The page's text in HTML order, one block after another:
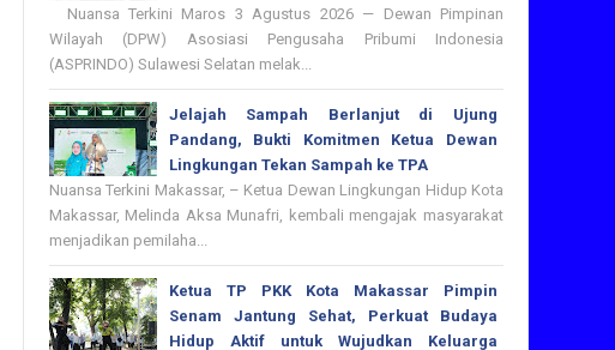
Nuansa Terkini Maros 3 Agustus 2026 — Dewan Pimpinan
Wilayah (DPW) Asosiasi Pengusaha Pribumi Indonesia
(ASPRINDO) Sulawesi Selatan melak...
Jelajah Sampah Berlanjut di Ujung
Pandang, Bukti Komitmen Ketua Dewan
Lingkungan Tekan Sampah ke TPA
Nuansa Terkini Makassar, – Ketua Dewan Lingkungan Hidup Kota
Makassar, Melinda Aksa Munafri, kembali mengajak masyarakat
menjadikan pemilaha...
Ketua TP PKK Kota Makassar Pimpin
Senam Jantung Sehat, Perkuat Budaya
Hidup Aktif untuk Wujudkan Keluarga